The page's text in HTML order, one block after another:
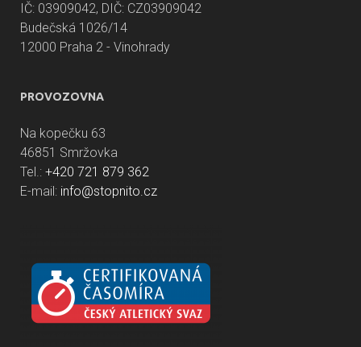
IČ: 03909042, DIČ: CZ03909042
Budečská 1026/14
12000 Praha 2 - Vinohrady
PROVOZOVNA
Na kopečku 63
46851 Smržovka
Tel.: +420 721 879 362
E-mail: info@stopnito.cz